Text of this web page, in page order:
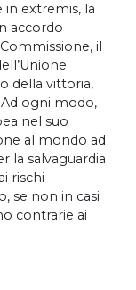
in extremis, la
accordo
il
della vittoria,
ogni modo,
nel suo
al mondo ad
la salvaguardia
rischi
se non in casi
contrarie ai